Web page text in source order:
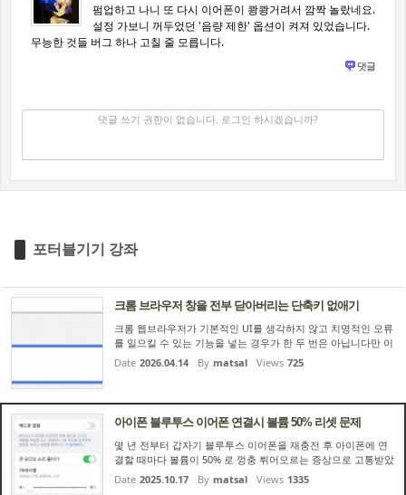
펌업하고 나니 또 다시 이어폰이 쾅쾅거려서 깜짝 놀랐네요.
설정 가보니 꺼두었던 '음량 제한' 옵션이 켜져 있었습니다.
무능한 것들 버그 하나 고칠 줄 모릅니다.
댓글
댓글 쓰기 권한이 없습니다. 로그인 하시겠습니까?
포터블기기 강좌
크롬 브라우저 창을 전부 닫아버리는 단축키 없애기
크롬 웹브라우저가 기본적인 UI를 생각하지 않고 치명적인 오류
를 일으킬 수 있는 기능을 넣는 경우가 한 두 번은 아닙니다만 이
것만큼은 고치지 않고 넘어갈 수 없었습니다. 크롬 웹브라우저의
단축키 중 CTRL + SHIFT + W 키를 누르면 현재 보고 있는 창
Date 2026.04.14 By matsal Views 725
아이폰 블루투스 이어폰 연결시 볼륨 50% 리셋 문제
몇 년 전부터 갑자기 블루투스 이어폰을 재충전 후 아이폰에 연
결할 때마다 볼륨이 50% 로 껑충 튀어오르는 증상으로 고통받았
습니다. 이어폰 귀에 끼우자마자 무심코 재생버튼 누르면 쾅쾅하
는 하이볼륨이 귀를 때렸죠. 저는 TWS 이어폰을 여러개 운영중
Date 2025.10.17 By matsal Views 1335